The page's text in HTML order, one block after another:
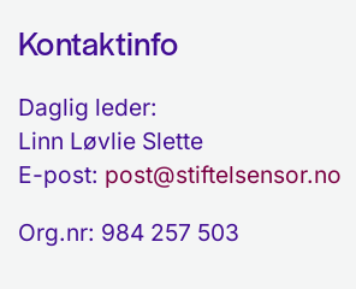
Kontaktinfo
Daglig leder:
Linn Løvlie Slette
E-post: post@stiftelsensor.no
Org.nr: 984 257 503